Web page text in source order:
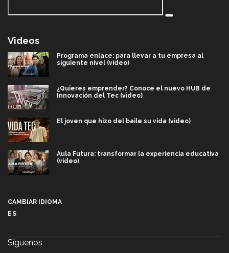
Videos
Programa enlace: para llevar a tu empresa al
siguiente nivel (video)
¿Quieres emprender? Conoce el nuevo HUB de
Innovación del Tec (video)
El joven que hizo del baile su vida (video)
Aula Futura: transformar la experiencia educativa
(video)
CAMBIAR IDIOMA
ES
Síguenos